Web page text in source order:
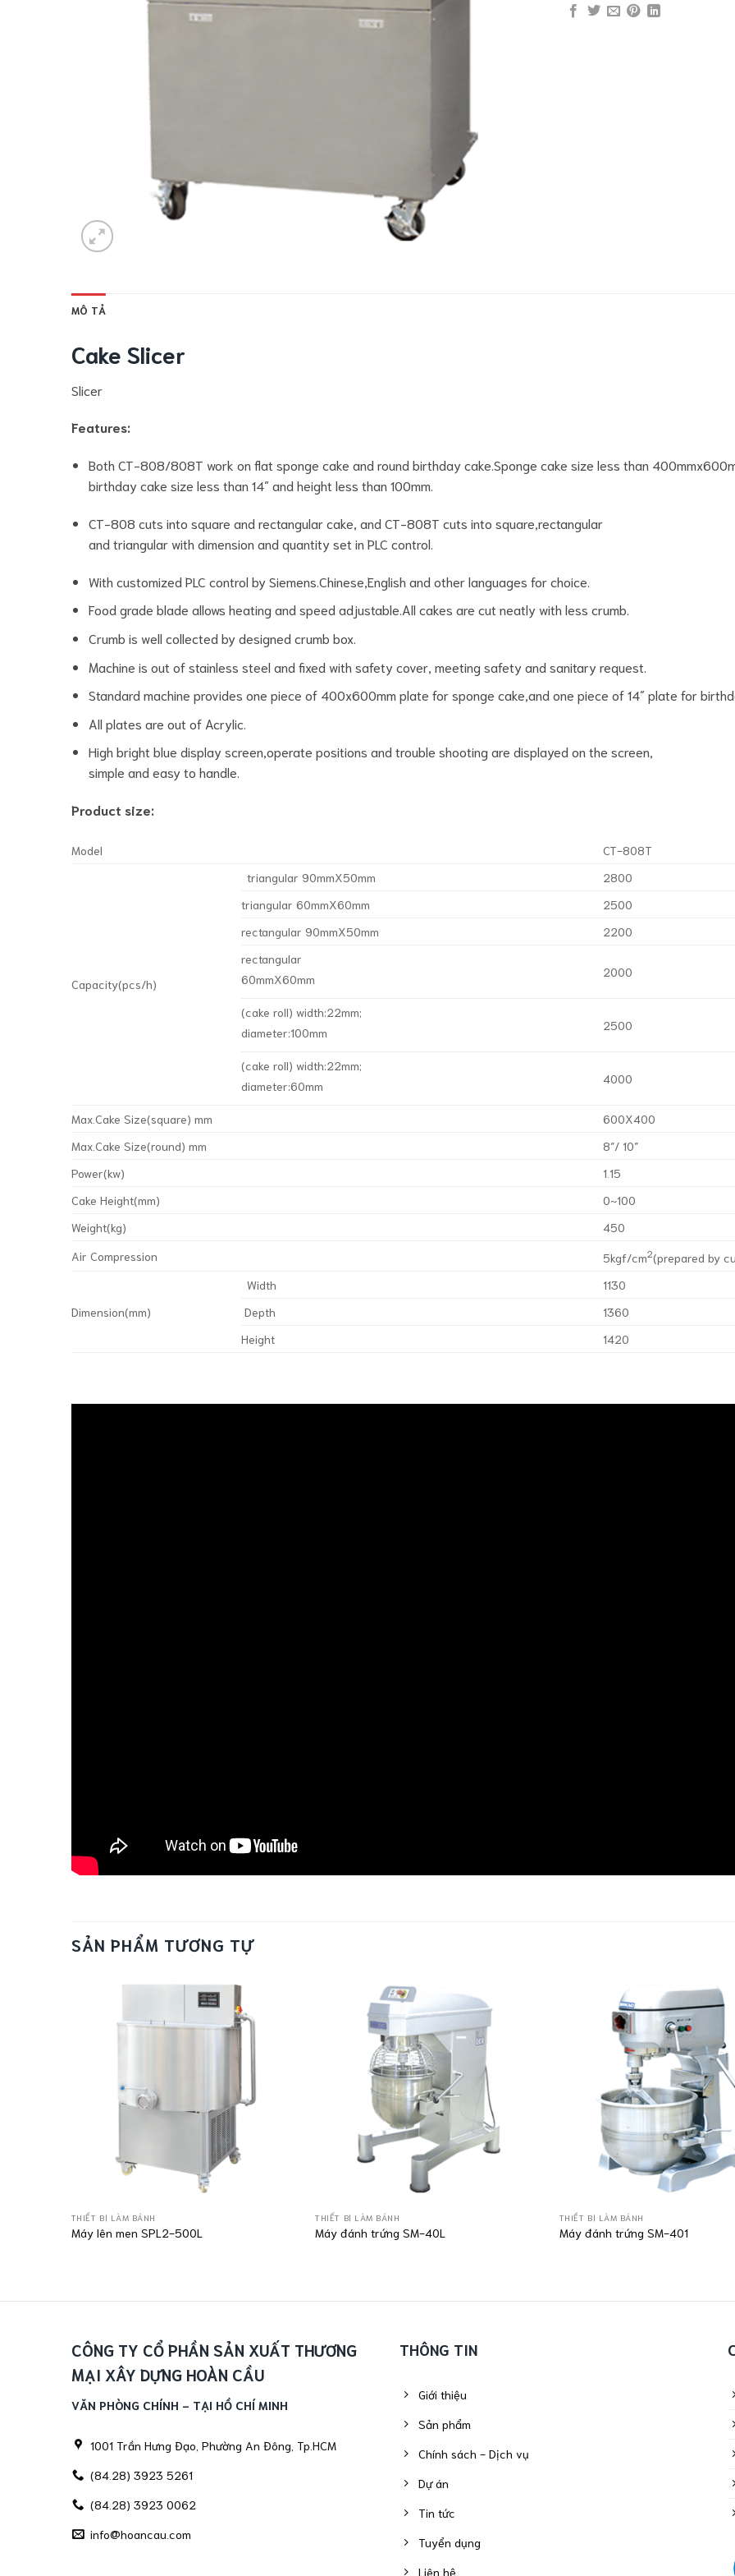
MÔ TẢ
Cake Slicer
Slicer
Features:
Both CT-808/808T work on flat sponge cake and round birthday cake.Sponge cake size less than
birthday cake size less than 14″ and height less than 100mm.
CT-808 cuts into square and rectangular cake, and CT-808T cuts into square,rectangular
and triangular with dimension and quantity set in PLC control.
With customized PLC control by Siemens.Chinese,English and other languages for choice.
Food grade blade allows heating and speed adjustable.All cakes are cut neatly with less crumb.
Crumb is well collected by designed crumb box.
Machine is out of stainless steel and fixed with safety cover, meeting safety and sanitary request.
Standard machine provides one piece of 400x600mm plate for sponge cake,and one piece of 14″ plate for
All plates are out of Acrylic.
High bright blue display screen,operate positions and trouble shooting are displayed on the screen,
simple and easy to handle.
Product size:
Model CT-808T
Capacity(pcs/h)
triangular 90mmX50mm
2800
triangular 60mmX60mm
2500
rectangular 90mmX50mm
2200
rectangular
60mmX60mm
2000
(cake roll) width:22mm;
diameter:100mm
2500
(cake roll) width:22mm;
diameter:60mm
4000
Max.Cake Size(square) mm
600X400
Max.Cake Size(round) mm
8″/ 10″
Power(kw)
1.15
Cake Height(mm)
0~100
Weight(kg)
450
Air Compression
5kgf/cm2(prepared by
Dimension(mm)
Width
1130
Depth
1360
Height
1420
SẢN PHẨM TƯƠNG TỰ
THIẾT BỊ LÀM BÁNH
Máy lên men SPL2-500L
THIẾT BỊ LÀM BÁNH
Máy đánh trứng SM-40L
THIẾT BỊ LÀM BÁNH
Máy đánh trứng SM-401
CÔNG TY CỔ PHẦN SẢN XUẤT THƯƠNG
MẠI XÂY DỰNG HOÀN CẦU
VĂN PHÒNG CHÍNH - TẠI HỒ CHÍ MINH
1001 Trần Hưng Đạo, Phường An Đông, Tp.HCM
(84.28) 3923 5261
(84.28) 3923 0062
info@hoancau.com
THÔNG TIN
Giới thiệu
Sản phẩm
Chính sách - Dịch vụ
Dự án
Tin tức
Tuyển dụng
Liên hệ